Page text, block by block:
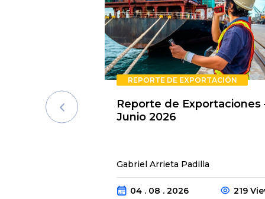
REPORTE DE EXPORTACIÓN
Reporte de Exportaciones
Junio 2026
Gabriel Arrieta Padilla
04 . 08 . 2026 219